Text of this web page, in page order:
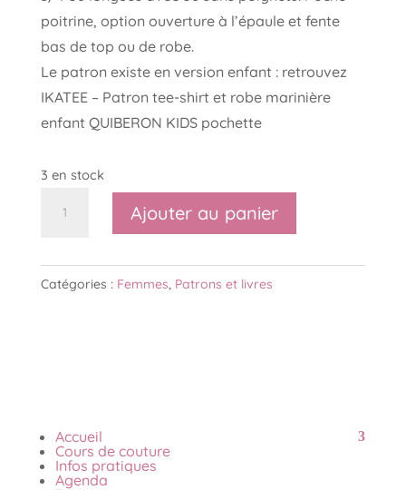
poitrine, option ouverture à l’épaule et fente
bas de top ou de robe.
Le patron existe en version enfant : retrouvez
IKATEE – Patron tee-shirt et robe marinière
enfant QUIBERON KIDS pochette
3 en stock
-
marinière
femme
QUIBERON
Ajouter au panier
Catégories : Femmes, Patrons et livres
Accueil
Cours de couture
Infos pratiques
Agenda